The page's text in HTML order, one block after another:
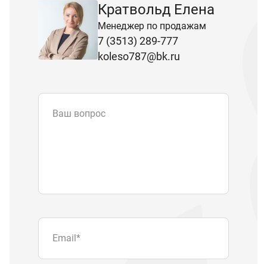
Кратвольд Елена
Менеджер по продажам
7 (3513) 289-777
koleso787@bk.ru
Ваш вопрос